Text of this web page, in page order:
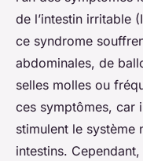
de l’intestin irritable
ce syndrome
abdominales, de
selles molles ou
ces symptômes, car
stimulent le système
intestins.